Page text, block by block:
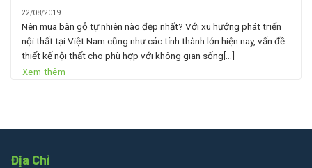
22/08/2019
Nên mua bàn gỗ tự nhiên nào đẹp nhất? Với xu hướng phát triển
nội thất tại Việt Nam cũng như các tỉnh thành lớn hiện nay, vấn đề
thiết kế nội thất cho phù hợp với không gian sống[...]
Xem thêm
Địa Chỉ